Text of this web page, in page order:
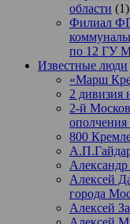
области (1)
Филиал
по 12 ГУ
Известные люди
«Марш
2 дивизия
2-й
ополчения
800
Алексей
города
Алексей